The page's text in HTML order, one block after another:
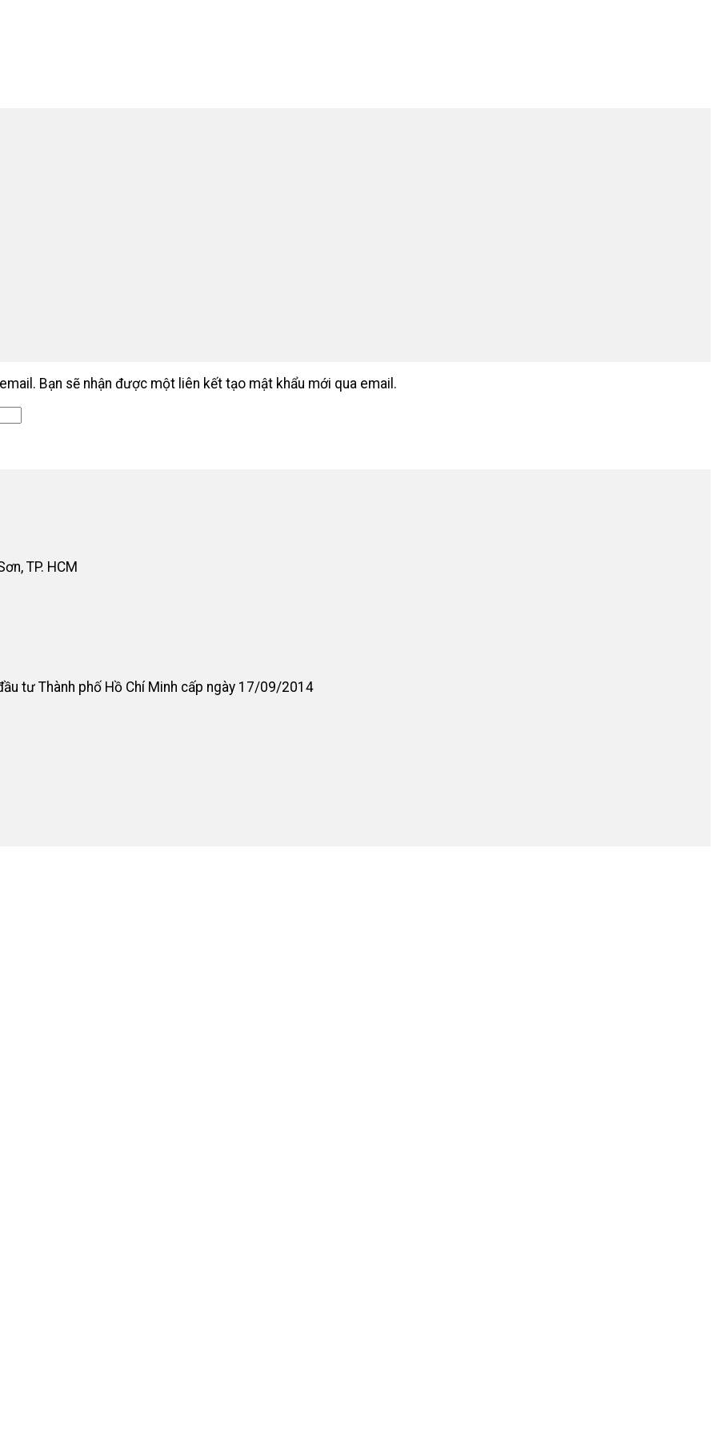
Bạn sẽ nhận được một liên kết tạo mật khẩu mới qua email.
TP. HCM
tư Thành phố Hồ Chí Minh cấp ngày 17/09/2014